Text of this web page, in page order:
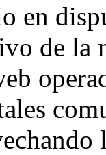
en
de la